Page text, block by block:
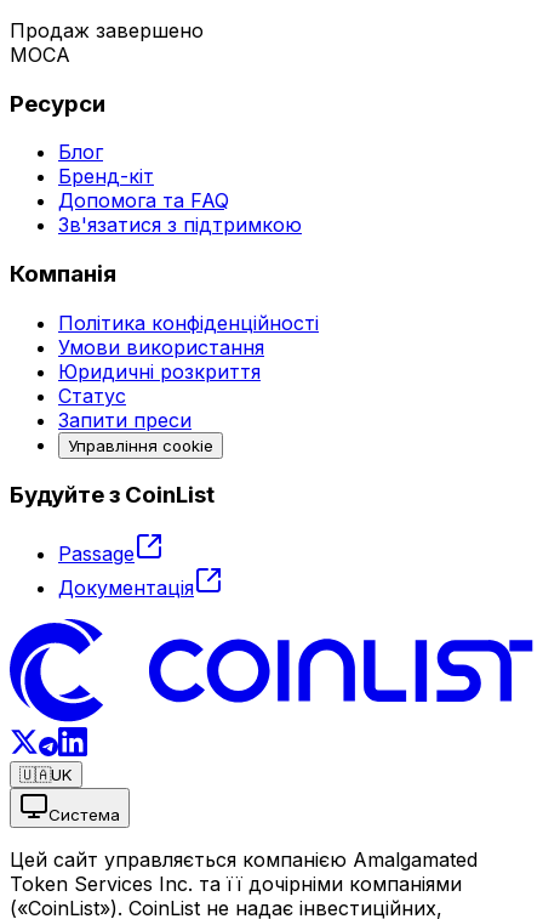
Продаж завершено
MOCA
Ресурси
Блог
Бренд-кіт
Допомога та FAQ
Зв'язатися з підтримкою
Компанія
Політика конфіденційності
Умови використання
Юридичні розкриття
Статус
Запити преси
Управління cookie
Будуйте з CoinList
Passage
Документація
🇺🇦UK
Система
Цей сайт управляється компанією Amalgamated
Token Services Inc. та її дочірніми компаніями
(«CoinList»). CoinList не надає інвестиційних,